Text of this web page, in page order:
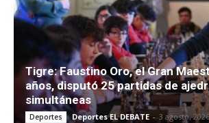
Tigre: Faustino Oro, el Gran
años, disputó 25 partidas de
simultáneas
Deportes Deportes EL DEBATE - 3 agosto, 2026